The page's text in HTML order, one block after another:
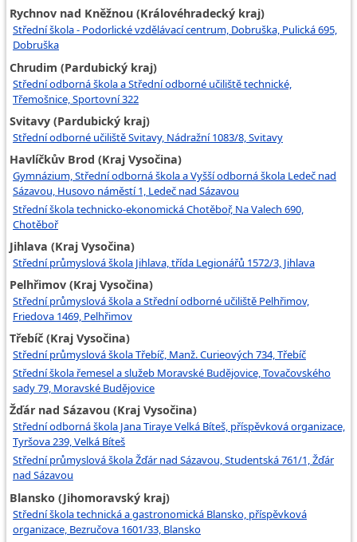
Rychnov nad Kněžnou (Královéhradecký kraj)
Střední škola - Podorlické vzdělávací centrum, Dobruška, Pulická 695,
Dobruška
Chrudim (Pardubický kraj)
Střední odborná škola a Střední odborné učiliště technické,
Třemošnice, Sportovní 322
Svitavy (Pardubický kraj)
Střední odborné učiliště Svitavy, Nádražní 1083/8, Svitavy
Havlíčkův Brod (Kraj Vysočina)
Gymnázium, Střední odborná škola a Vyšší odborná škola Ledeč nad
Sázavou, Husovo náměstí 1, Ledeč nad Sázavou
Střední škola technicko-ekonomická Chotěboř, Na Valech 690,
Chotěboř
Jihlava (Kraj Vysočina)
Střední průmyslová škola Jihlava, třída Legionářů 1572/3, Jihlava
Pelhřimov (Kraj Vysočina)
Střední průmyslová škola a Střední odborné učiliště Pelhřimov,
Friedova 1469, Pelhřimov
Třebíč (Kraj Vysočina)
Střední průmyslová škola Třebíč, Manž. Curieových 734, Třebíč
Střední škola řemesel a služeb Moravské Budějovice, Tovačovského
sady 79, Moravské Budějovice
Žďár nad Sázavou (Kraj Vysočina)
Střední odborná škola Jana Tiraye Velká Bíteš, příspěvková organizace,
Tyršova 239, Velká Bíteš
Střední průmyslová škola Žďár nad Sázavou, Studentská 761/1, Žďár
nad Sázavou
Blansko (Jihomoravský kraj)
Střední škola technická a gastronomická Blansko, příspěvková
organizace, Bezručova 1601/33, Blansko